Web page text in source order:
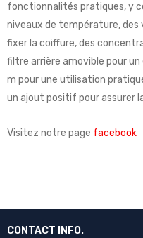
fonctionnalités pratiques, y
niveaux de température, des
fixer la coiffure, des
filtre arrière amovible pour
m pour une utilisation
un ajout positif pour assurer
Visitez notre page facebook
CONTACT INFO.